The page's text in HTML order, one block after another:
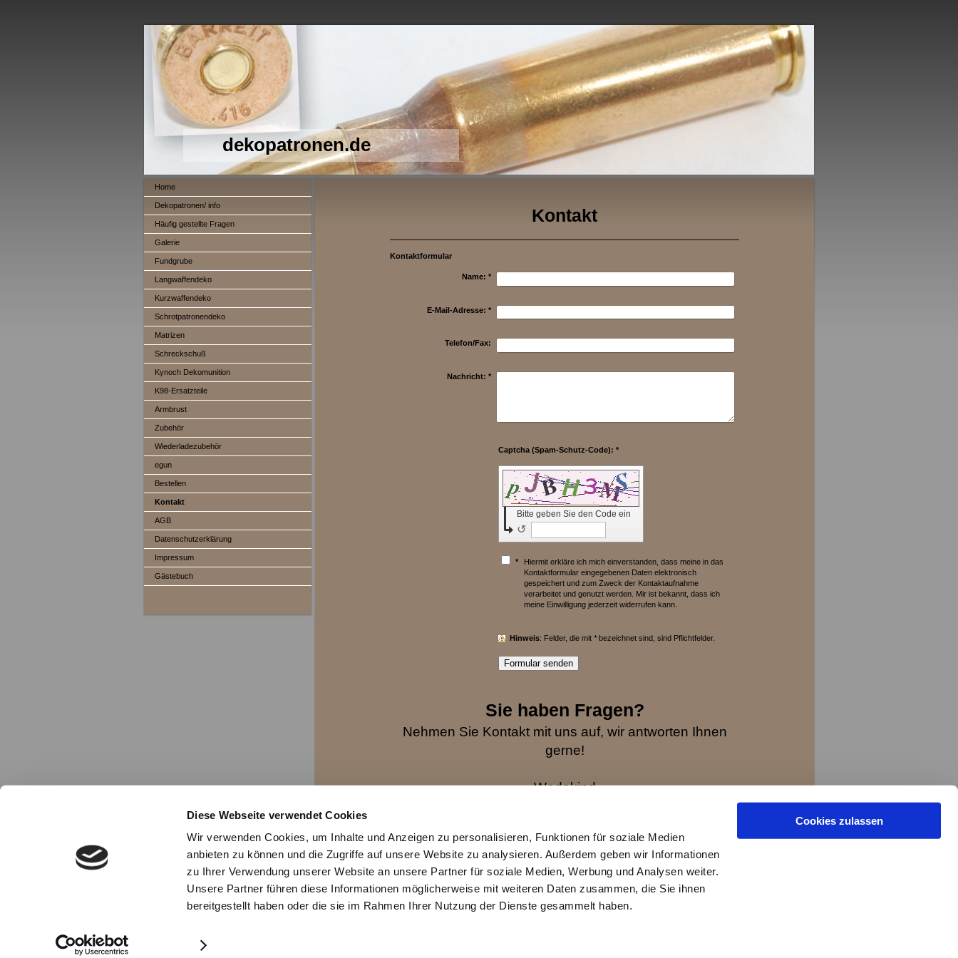
Diese Webseite verwendet Cookies
Wir verwenden Cookies, um Inhalte und Anzeigen zu personalisieren, Funktionen für soziale Medien
anbieten zu können und die Zugriffe auf unsere Website zu analysieren. Außerdem geben wir Informationen
zu Ihrer Verwendung unserer Website an unsere Partner für soziale Medien, Werbung und Analysen weiter.
Unsere Partner führen diese Informationen möglicherweise mit weiteren Daten zusammen, die Sie ihnen
bereitgestellt haben oder die sie im Rahmen Ihrer Nutzung der Dienste gesammelt haben.
Cookies zulassen
dekopatronen.de
Home
Dekopatronen/ info
Häufig gestellte Fragen
Galerie
Fundgrube
Langwaffendeko
Kurzwaffendeko
Schrotpatronendeko
Matrizen
Schreckschuß
Kynoch Dekomunition
K98-Ersatzteile
Armbrust
Zubehör
Wiederladezubehör
egun
Bestellen
Kontakt
AGB
Datenschutzerklärung
Impressum
Gästebuch
Kontakt
Kontaktformular
Name: *
E-Mail-Adresse: *
Telefon/Fax:
Nachricht: *
Captcha (Spam-Schutz-Code): *
Bitte geben Sie den Code ein
↺
*
Hiermit erkläre ich mich einverstanden, dass meine in das
Kontaktformular eingegebenen Daten elektronisch
gespeichert und zum Zweck der Kontaktaufnahme
verarbeitet und genutzt werden. Mir ist bekannt, dass ich
meine Einwilligung jederzeit widerrufen kann.
Hinweis : Felder, die mit *bezeichnet sind, sind Pflichtfelder.
Sie haben Fragen?
Nehmen Sie Kontakt mit uns auf, wir antworten Ihnen
gerne!
Wedekind
E-Mail: magnumkarl@gmx.de